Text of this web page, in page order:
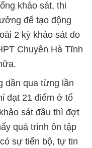
khảo sát, thi
để tạo động
2 kỳ khảo sát do
Chuyên Hà Tĩnh
dần qua từng lần
đạt 21 điểm ở tổ
sát đầu thì đợt
quá trình ôn tập
sự tiến bộ, tự tin